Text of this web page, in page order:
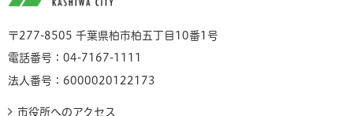
〒277-8505 千葉県柏市柏五丁目10番1号
電話番号：04-7167-1111
法人番号：6000020122173
市役所へのアクセス